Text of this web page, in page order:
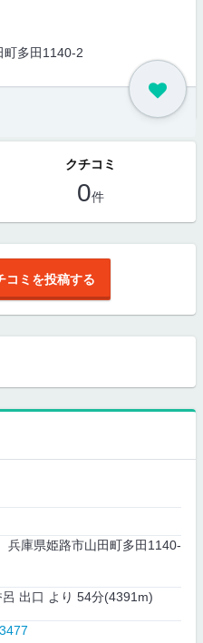
町多田1140-2
クチコミ
0件
コミを投稿する
庫県姫路市山田町多田1140-
出口 より 54分(4391m)